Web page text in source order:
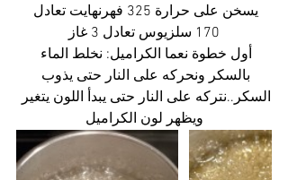
يسخن على حرارة 325 فهرنهايت تعادل
170 سلزيوس تعادل 3 غاز
أول خطوة نعما الكراميل: نخلط الماء
بالسكر ونحركه على النار حتى يذوب
السكر..نتركه على النار حتى يبدأ اللون يتغير
ويظهر لون الكراميل